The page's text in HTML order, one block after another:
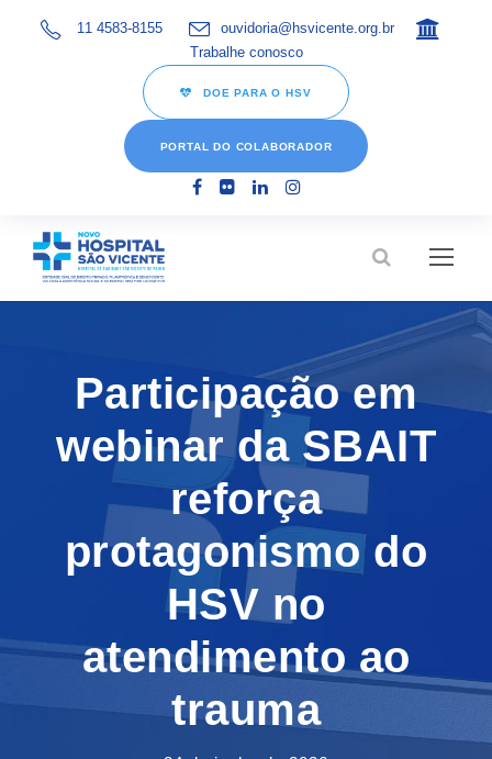
11 4583-8155
ouvidoria@hsvicente.org.br
Trabalhe conosco
DOE PARA O HSV
PORTAL DO COLABORADOR
Participação em
webinar da SBAIT
reforça
protagonismo do
HSV no
atendimento ao
trauma